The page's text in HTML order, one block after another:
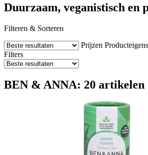
Duurzaam, veganistisch en
Filteren & Sorteren
Prijzen
Filters
BEN & ANNA: 20 artikelen